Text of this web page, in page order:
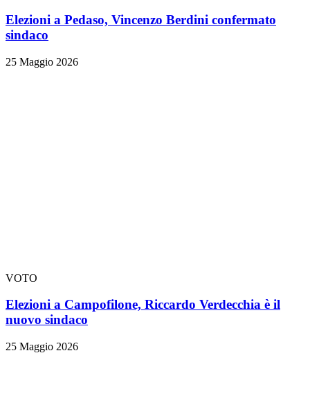
Elezioni a Pedaso, Vincenzo Berdini confermato
sindaco
25 Maggio 2026
VOTO
Elezioni a Campofilone, Riccardo Verdecchia è il
nuovo sindaco
25 Maggio 2026